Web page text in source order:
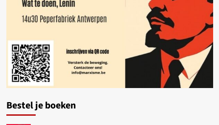
Bestel je boeken